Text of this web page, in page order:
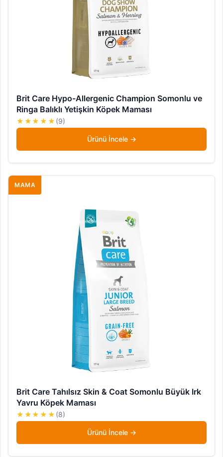
Brit Care Hypo-Allergenic Champion Somonlu ve
Ringa Balıklı Yetişkin Köpek Maması
★★★★★ (9)
Ürünü İncele
MAMA
Brit Care Tahılsız Skin & Coat Somonlu Büyük Irk
Yavru Köpek Maması
★★★★★ (8)
Ürünü İncele